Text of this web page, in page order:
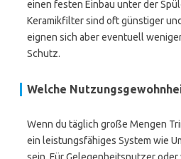
einen festen Einbau unter der
Keramikfilter sind oft günstiger
eignen sich aber eventuell
Schutz.
Welche
Wenn du täglich große Mengen
ein leistungsfähiges System wie